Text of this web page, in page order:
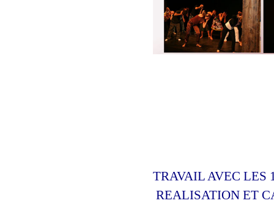
TRAVAIL AVEC LES
REALISATION ET